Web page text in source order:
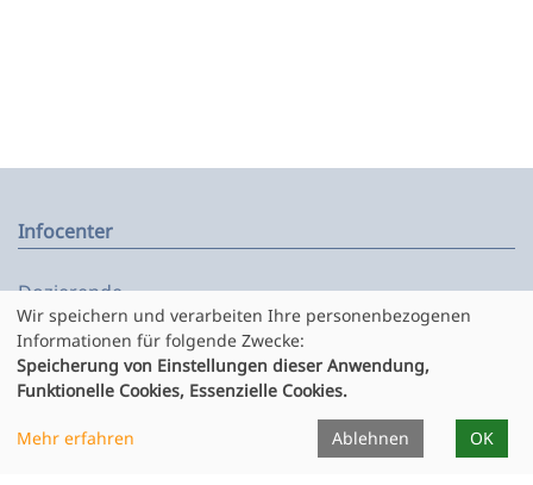
Infocenter
Dozierende
Unterrichtsorte
Formulare
Projekte
Publikationen
Wir speichern und verarbeiten Ihre personenbezogenen
Informationen für folgende Zwecke:
Speicherung von Einstellungen dieser Anwendung,
Funktionelle Cookies, Essenzielle Cookies.
Mehr erfahren Ablehnen OK